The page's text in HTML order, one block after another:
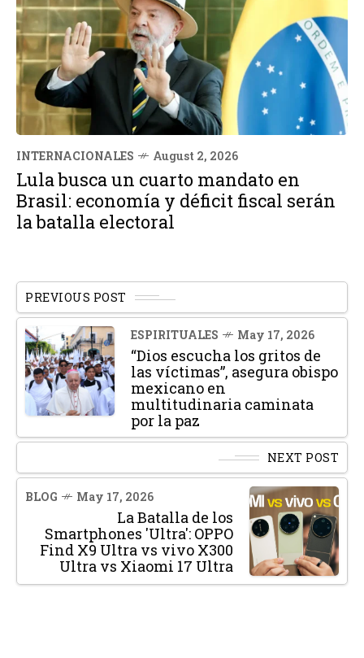
INTERNACIONALES August 2, 2026
Lula busca un cuarto mandato en
Brasil: economía y déficit fiscal serán
la batalla electoral
PREVIOUS POST
ESPIRITUALES May 17, 2026
“Dios escucha los gritos de
las víctimas”, asegura obispo
mexicano en
multitudinaria caminata
por la paz
NEXT POST
BLOG May 17, 2026
La Batalla de los
Smartphones 'Ultra': OPPO
Find X9 Ultra vs vivo X300
Ultra vs Xiaomi 17 Ultra